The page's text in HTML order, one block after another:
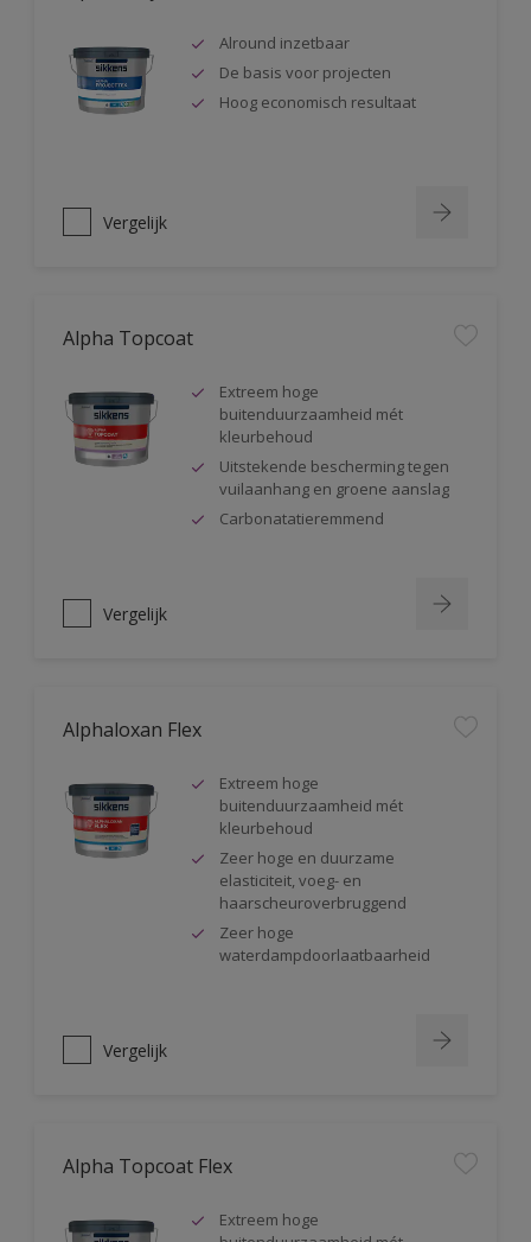
Alround inzetbaar
De basis voor projecten
Hoog economisch resultaat
Vergelijk
Alpha Topcoat
Extreem hoge
buitenduurzaamheid mét
kleurbehoud
Uitstekende bescherming tegen
vuilaanhang en groene aanslag
Carbonatatieremmend
Vergelijk
Alphaloxan Flex
Extreem hoge
buitenduurzaamheid mét
kleurbehoud
Zeer hoge en duurzame
elasticiteit, voeg- en
haarscheuroverbruggend
Zeer hoge
waterdampdoorlaatbaarheid
Vergelijk
Alpha Topcoat Flex
Extreem hoge